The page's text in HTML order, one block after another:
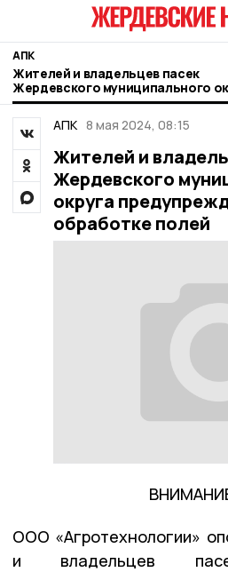
АПК
Жителей и владельцев пасек
Жердевского муниципального
предупреждают об обработке
АПК 8 мая 2024, 08:15
Жителей и
Жердевского
округа
обработке полей
ООО «Агротехнологии»
и владельцев